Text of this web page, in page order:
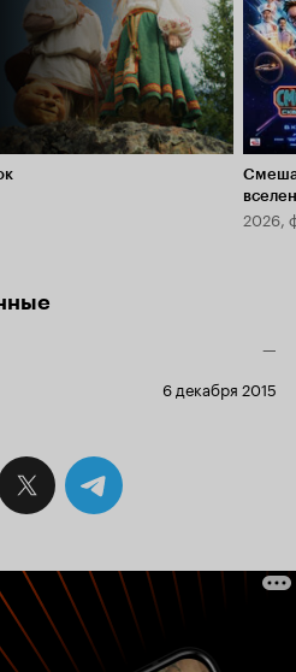
2026,
—
6 декабря 2015